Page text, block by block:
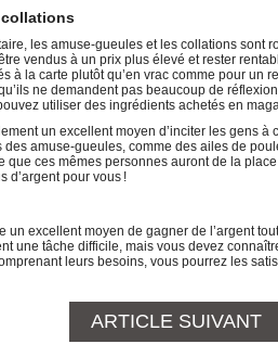
les amuse-gueules et les collations sont
vendus à un prix plus élevé et rester
à la carte plutôt qu’en vrac comme pour un
ne demandent pas beaucoup de
utiliser des ingrédients achetés en
un excellent moyen d’inciter les gens à
des amuse-gueules, comme des ailes de
que ces mêmes personnes auront de la
d’argent pour vous !
un excellent moyen de gagner de l’argent
une tâche difficile, mais vous devez
leurs besoins, vous pourrez les
ARTICLE SUIVANT